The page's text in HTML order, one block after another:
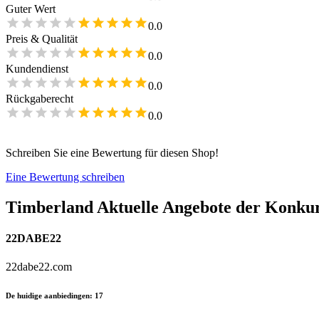
Guter Wert
0.0
Preis & Qualität
0.0
Kundendienst
0.0
Rückgaberecht
0.0
Schreiben Sie eine Bewertung für diesen Shop!
Eine Bewertung schreiben
Timberland Aktuelle Angebote der
22DABE22
22dabe22.com
De huidige aanbiedingen: 17